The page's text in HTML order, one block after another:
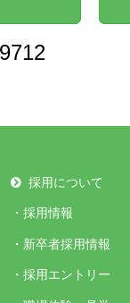
採用について
・ 採用情報
・ 新卒者採用情報
・ 採用エントリー